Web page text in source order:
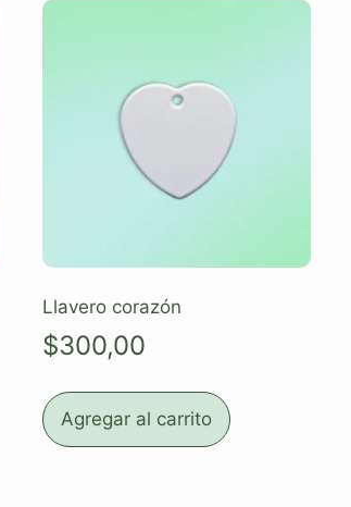
Llavero corazón
$300,00
Agregar al carrito